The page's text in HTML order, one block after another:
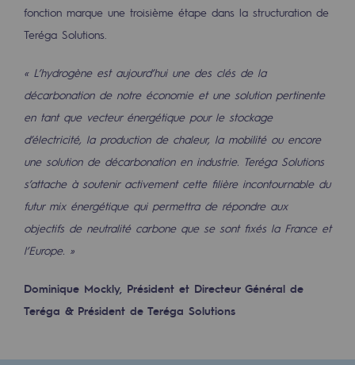
2050 : un monde d’énergies
CCUS Objectif Zéro CO2
Objectif Biométhane
Le Labo
Acteur engagé
Acteur engagé
Ambition RSE
Responsabilité environnementale
Responsabilité environnementale
fonction marque une troisième étape dans la structuration de
Teréga Solutions.
« L’hydrogène est aujourd’hui une des clés de la
décarbonation de notre économie et une solution pertinente
en tant que vecteur énergétique pour le stockage
d’électricité, la production de chaleur, la mobilité ou encore
une solution de décarbonation en industrie. Teréga Solutions
s’attache à soutenir activement cette filière incontournable du
futur mix énergétique qui permettra de répondre aux
objectifs de neutralité carbone que se sont fixés la France et
l’Europe. »
Dominique Mockly, Président et Directeur Général de
Teréga & Président de Teréga Solutions